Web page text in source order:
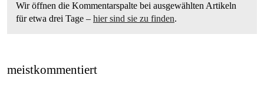
Wir öffnen die Kommentarspalte bei ausgewählten Artikeln
für etwa drei Tage – hier sind sie zu finden.
meistkommentiert